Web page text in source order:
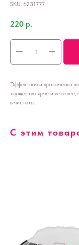
SKU: 6231777
220 р.
Эффектная и красочная
торжество ярче и веселее,
в чистоте.
С этим